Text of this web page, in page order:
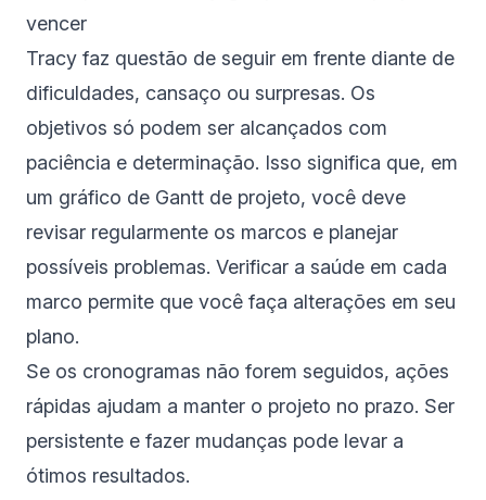
vencer
Tracy faz questão de seguir em frente diante de
dificuldades, cansaço ou surpresas. Os
objetivos só podem ser alcançados com
paciência e determinação. Isso significa que, em
um gráfico de Gantt de projeto, você deve
revisar regularmente os marcos e planejar
possíveis problemas. Verificar a saúde em cada
marco permite que você faça alterações em seu
plano.
Se os cronogramas não forem seguidos, ações
rápidas ajudam a manter o projeto no prazo. Ser
persistente e fazer mudanças pode levar a
ótimos resultados.